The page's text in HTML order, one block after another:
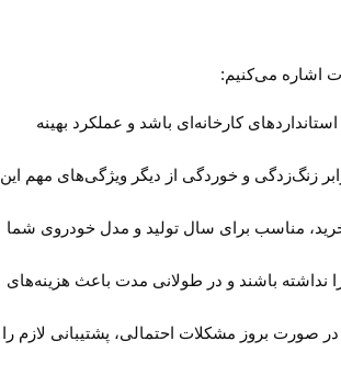
کارخانه‌ای باشد و عملکرد بهینه
زنگ‌زدگی و خوردگی از دیگر ویژگی‌های مهم این
باشد. بررسی کنید که قطعه‌ای که می‌خرید، مناسب برای سال تولید و مدل خودروی شما
باشند و در طولانی مدت باعث هزینه‌های
صورت بروز مشکلات احتمالی، پشتیبانی لازم را